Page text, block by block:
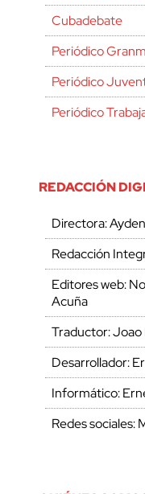
Cubadebate
Periódico
Periódico
Periódico
REDACCIÓN
Directora:
Redacción
Editores web:
Acuña
Traductor: Joao
Desarrollador:
Informático:
Redes sociales: